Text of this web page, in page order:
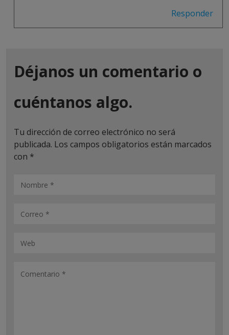
Responder
Déjanos un comentario o
cuéntanos algo.
Tu dirección de correo electrónico no será
publicada. Los campos obligatorios están marcados
con *